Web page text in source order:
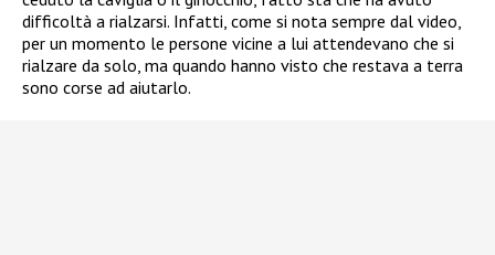
difficoltà a rialzarsi. Infatti, come si nota sempre dal video,
per un momento le persone vicine a lui attendevano che si
rialzare da solo, ma quando hanno visto che restava a terra
sono corse ad aiutarlo.